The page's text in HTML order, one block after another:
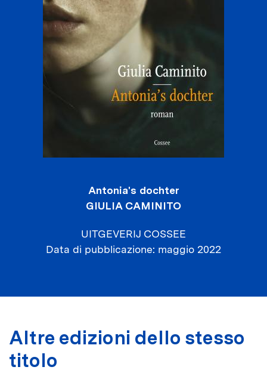
Antonia's dochter
GIULIA CAMINITO
UITGEVERIJ COSSEE
Data di pubblicazione maggio 2022
Altre edizioni dello stesso
titolo